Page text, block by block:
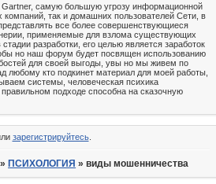
самую большую угрозу информационной
компаний, так и домашних пользователей Сети, в
все более совершенствующиеся
применяемые для взлома существующих
разработки, его целью является заработок
но наш форум будет посвящен использованию
для своей выгоды, увы но мы живем по
любому кто подкинет материал для моей работы,
системы, человеческая психика
подходе способна на сказочную
зарегистрируйтесь.
» ПСИХОЛОГИЯ »виды мошенничества